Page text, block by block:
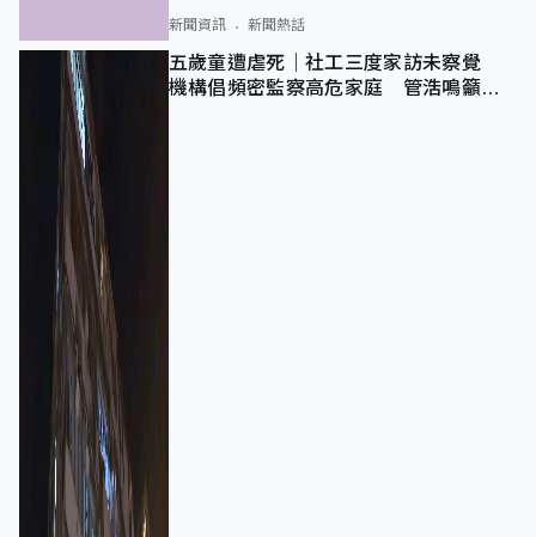
新聞資訊 新聞熱話
五歲童遭虐死｜社工三度家訪未察覺
機構倡頻密監察高危家庭 管浩鳴籲加